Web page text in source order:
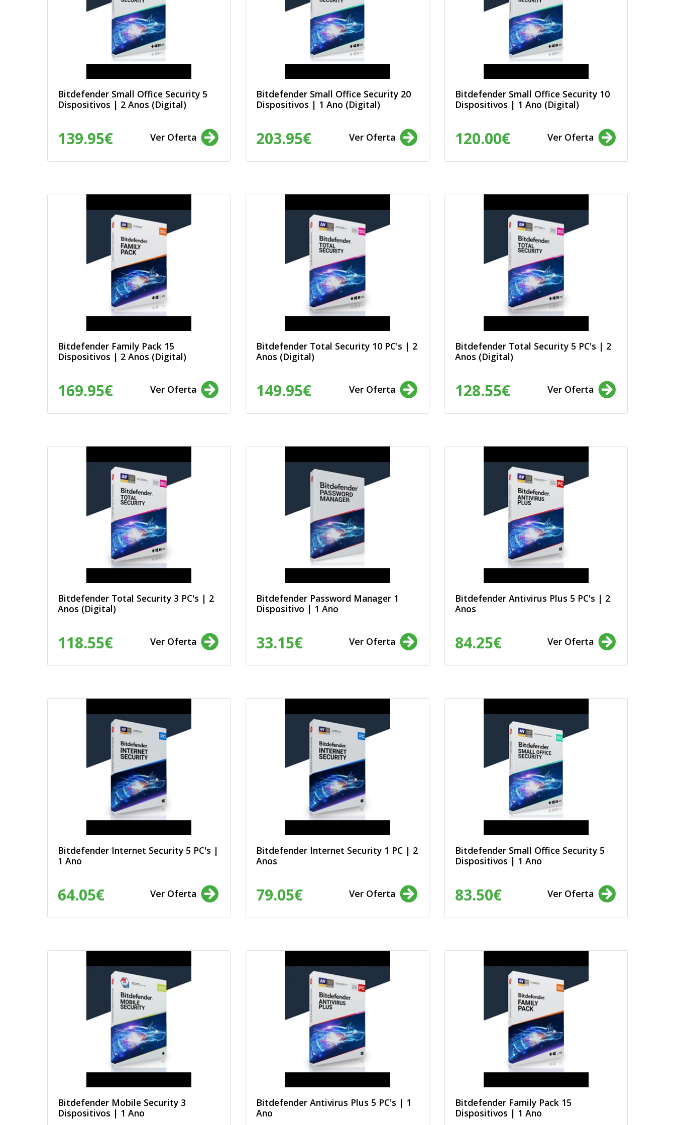
Bitdefender Small Office Security 5
Dispositivos | 2 Anos (Digital)
139.95€ Ver Oferta
Bitdefender Small Office Security 20
Dispositivos | 1 Ano (Digital)
203.95€ Ver Oferta
Bitdefender Small Office Security 10
Dispositivos | 1 Ano (Digital)
120.00€ Ver Oferta
Bitdefender Family Pack 15
Dispositivos | 2 Anos (Digital)
169.95€ Ver Oferta
Bitdefender Total Security 10 PC's | 2
Anos (Digital)
149.95€ Ver Oferta
Bitdefender Total Security 5 PC's | 2
Anos (Digital)
128.55€ Ver Oferta
Bitdefender Total Security 3 PC's | 2
Anos (Digital)
118.55€ Ver Oferta
Bitdefender Password Manager 1
Dispositivo | 1 Ano
33.15€ Ver Oferta
Bitdefender Antivirus Plus 5 PC's | 2
Anos
84.25€ Ver Oferta
Bitdefender Internet Security 5 PC's |
1 Ano
64.05€ Ver Oferta
Bitdefender Internet Security 1 PC | 2
Anos
79.05€ Ver Oferta
Bitdefender Small Office Security 5
Dispositivos | 1 Ano
83.50€ Ver Oferta
Bitdefender Mobile Security 3
Dispositivos | 1 Ano
Bitdefender Antivirus Plus 5 PC's | 1
Ano
Bitdefender Family Pack 15
Dispositivos | 1 Ano
serviços relacionados com ONGs.
Entendo que estes dados pessoais sejam sujeitos a
processos de uniformização, de forma a garantir o
perfeito funcionamento das bases de dados e a evitar o
envio de informações que não sejam úteis. Assim,
declaro que estes dados pessoais são verdadeiros e
que sou maior de 18 anos. Confirmo que li e aceito a
Política de Privacidade.